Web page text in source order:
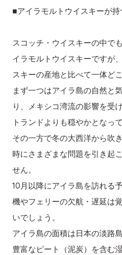
■アイラモルトウイスキーが
スコッチ・ウイスキーの中で
イラモルトウイスキーですが
スキーの産地と比べて一体ど
まず一つはアイラ島の自然と
り、メキシコ湾流の影響を受
トランドよりも穏やかとなっ
その一方で冬の大西洋から吹
時にさまざまな問題を引き起
せん。
10月以降にアイラ島を訪れる
機やフェリーの欠航・遅延は
いでしょう。
アイラ島の面積は日本の淡路
豊富なピート（泥炭）を含む